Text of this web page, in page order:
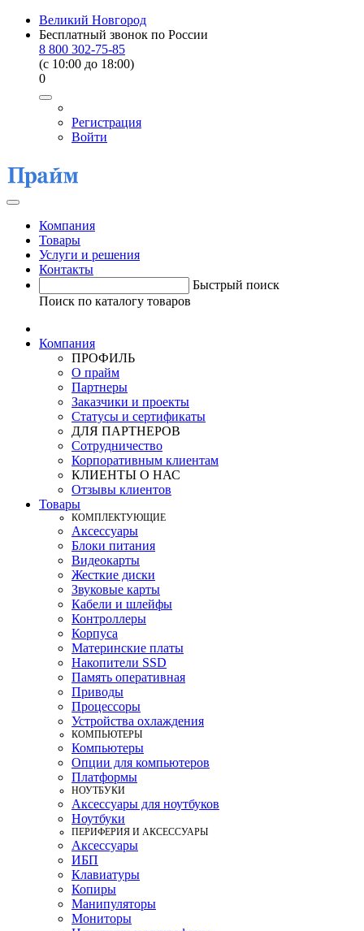
Великий Новгород
Бесплатный звонок по России
8 800 302-75-85
(c 10:00 до 18:00)
0
Регистрация
Войти
Компания
Товары
Услуги и решения
Контакты
Быстрый поиск
Поиск по каталогу товаров
Компания
ПРОФИЛЬ
О прайм
Партнеры
Заказчики и проекты
Статусы и сертификаты
ДЛЯ ПАРТНЕРОВ
Сотрудничество
Корпоративным клиентам
КЛИЕНТЫ О НАС
Отзывы клиентов
Товары
КOМПЛЕКТУЮЩИЕ
Аксессуары
Блоки питания
Видеокарты
Жесткие диски
Звуковые карты
Кабели и шлейфы
Контроллеры
Корпуса
Материнские платы
Накопители SSD
Память оперативная
Приводы
Процессоры
Устройства охлаждения
КОМПЬЮТЕРЫ
Компьютеры
Опции для компьютеров
Платформы
НОУТБУКИ
Аксессуары для ноутбуков
Ноутбуки
ПЕРИФЕРИЯ И АКСЕССУАРЫ
Аксессуары
ИБП
Клавиатуры
Копиры
Манипуляторы
Мониторы